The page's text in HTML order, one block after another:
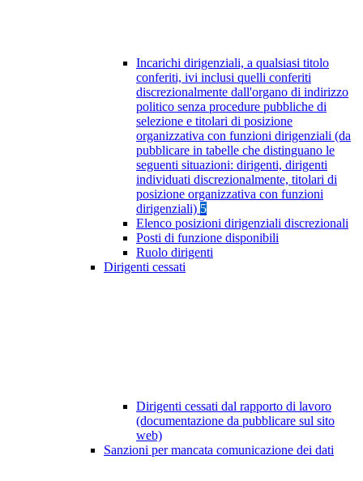
Incarichi dirigenziali, a qualsiasi titolo
conferiti, ivi inclusi quelli conferiti
discrezionalmente dall'organo di indirizzo
politico senza procedure pubbliche di
selezione e titolari di posizione
organizzativa con funzioni dirigenziali (da
pubblicare in tabelle che distinguano le
seguenti situazioni: dirigenti, dirigenti
individuati discrezionalmente, titolari di
posizione organizzativa con funzioni
dirigenziali) 5
Elenco posizioni dirigenziali discrezionali
Posti di funzione disponibili
Ruolo dirigenti
Dirigenti cessati
Dirigenti cessati dal rapporto di lavoro
(documentazione da pubblicare sul sito
web)
Sanzioni per mancata comunicazione dei dati